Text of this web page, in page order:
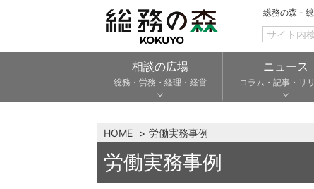
総務の森 -
相談の広場
総務・労務・経理・経営
ニュース
コラム・記事・リ
HOME 労働実務事例
労働実務事例